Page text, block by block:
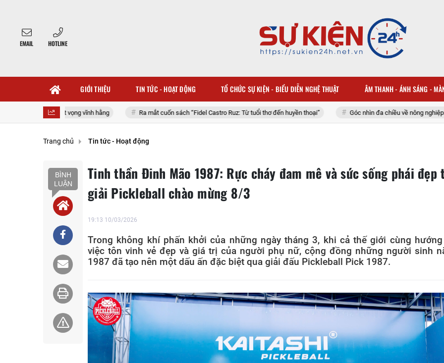
EMAIL HOTLINE
GIỚI THIỆU TIN TỨC - HOẠT ĐỘNG TỔ CHỨC SỰ KIỆN - BIỂU DIỄN NGHỆ THUẬT ÂM THANH - ÁNH SÁNG -
Ra mắt cuốn sách “Fidel Castro Ruz: Từ tuổi thơ đến huyền thoại” Góc nhìn đa chiều về nông nghiệp: Khi dịch vụ công
Trang chủ Tin tức - Hoạt động
BÌNH
LUẬN
Tinh thần Đinh Mão 1987: Rực cháy đam mê và sức sống phái đẹp
giải Pickleball chào mừng 8/3
19:13 10/03/2026
Trong không khí phấn khởi của những ngày tháng 3, khi cả thế giới cùng
việc tôn vinh vẻ đẹp và giá trị của người phụ nữ, cộng đồng những người sinh
1987 đã tạo nên một dấu ấn đặc biệt qua giải đấu Pickleball Pick 1987.